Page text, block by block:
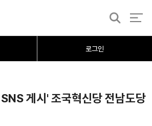
로그인
검
취재가시작되자
게시' 조국혁신당 전남도당